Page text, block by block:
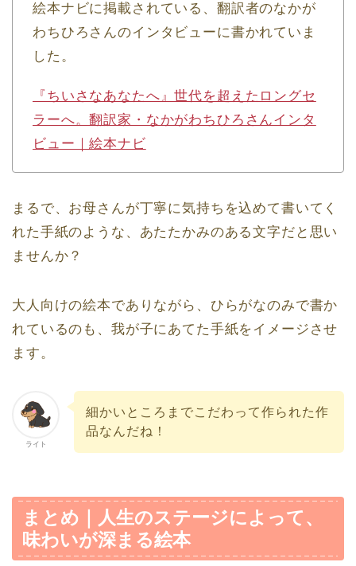
絵本ナビに掲載されている、翻訳者のなかが
わちひろさんのインタビューに書かれていま
した。
『ちいさなあなたへ』世代を超えたロングセ
ラーへ。翻訳家・なかがわちひろさんインタ
ビュー｜絵本ナビ
まるで、お母さんが丁寧に気持ちを込めて書いてく
れた手紙のような、あたたかみのある文字だと思い
ませんか？
大人向けの絵本でありながら、ひらがなのみで書か
れているのも、我が子にあてた手紙をイメージさせ
ます。
ライト
細かいところまでこだわって作られた作
品なんだね！
まとめ｜人生のステージによって、
味わいが深まる絵本